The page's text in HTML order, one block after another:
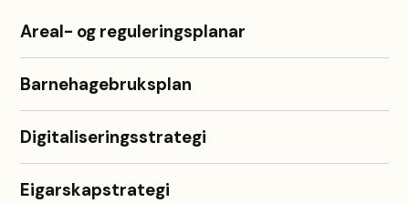
e
s
u
a
Areal- og reguleringsplanar
Barnehagebruksplan
Digitaliseringsstrategi
Eigarskapstrategi